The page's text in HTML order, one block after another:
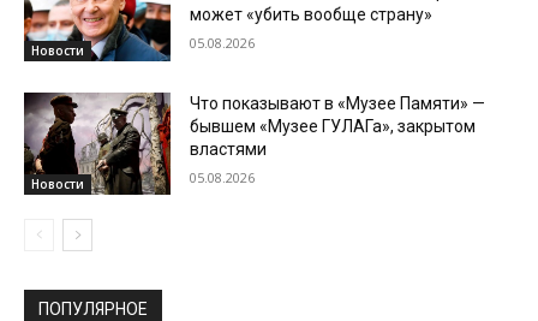
Новости
может «убить вообще страну»
05.08.2026
Новости
Что показывают в «Музее Памяти» —
бывшем «Музее ГУЛАГа», закрытом
властями
05.08.2026
ПОПУЛЯРНОЕ